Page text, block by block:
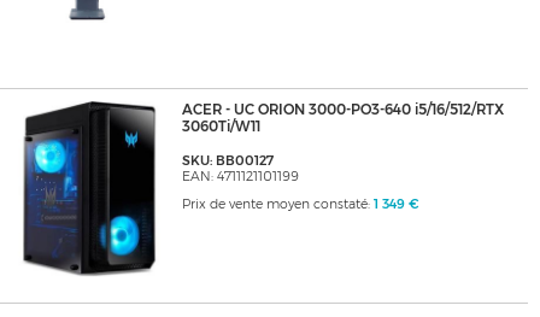
ACER - UC ORION 3000-PO3-640 i5/16/512/RTX
3060Ti/W11
SKU: BB00127
EAN: 4711121101199
Prix de vente moyen constaté: 1 349 €